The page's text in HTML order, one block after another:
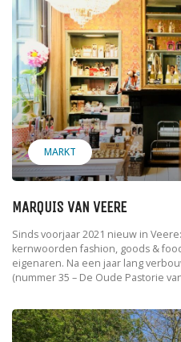
MARKT
MARQUIS VAN VEERE
Sinds voorjaar 2021 nieuw in
kernwoorden fashion, goods &
eigenaren. Na een jaar lang
(nummer 35 – De Oude Pastorie